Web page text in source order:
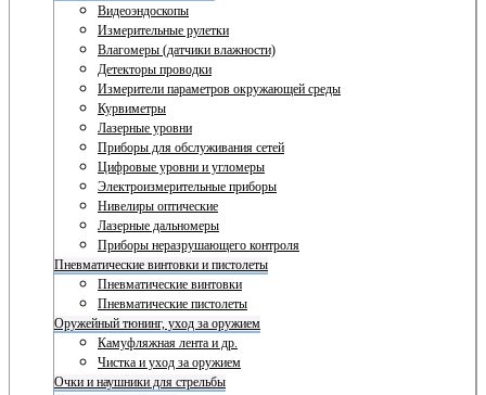
Видеоэндоскопы
Измерительные рулетки
Влагомеры (датчики влажности)
Детекторы проводки
Измерители параметров окружающей среды
Курвиметры
Лазерные уровни
Приборы для обслуживания сетей
Цифровые уровни и угломеры
Электроизмерительные приборы
Нивелиры оптические
Лазерные дальномеры
Приборы неразрушающего контроля
Пневматические винтовки и пистолеты
Пневматические винтовки
Пневматические пистолеты
Оружейный тюнинг, уход за оружием
Камуфляжная лента и др.
Чистка и уход за оружием
Очки и наушники для стрельбы